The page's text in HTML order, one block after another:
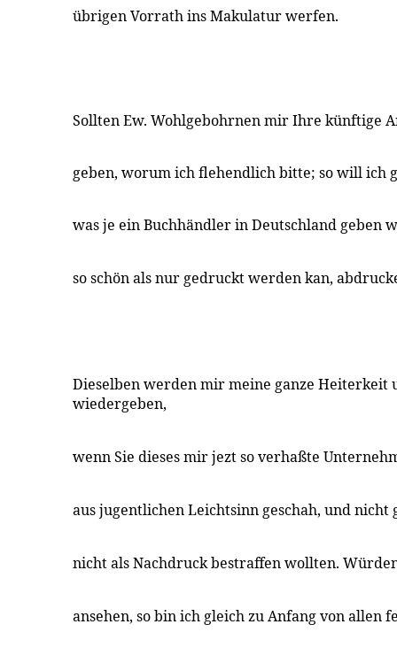
übrigen Vorrath ins Makulatur werfen.
Sollten Ew. Wohlgebohrnen mir Ihre künftige
geben, worum ich flehendlich bitte; so will ich
was je ein Buchhändler in Deutschland geben
so schön als nur gedruckt werden kan,
Dieselben werden mir meine ganze Heiterkeit
wiedergeben,
wenn Sie dieses mir jezt so verhaßte
aus jugentlichen Leichtsinn geschah, und nicht
nicht als Nachdruck bestraffen wollten.
ansehen, so bin ich gleich zu Anfang von allen